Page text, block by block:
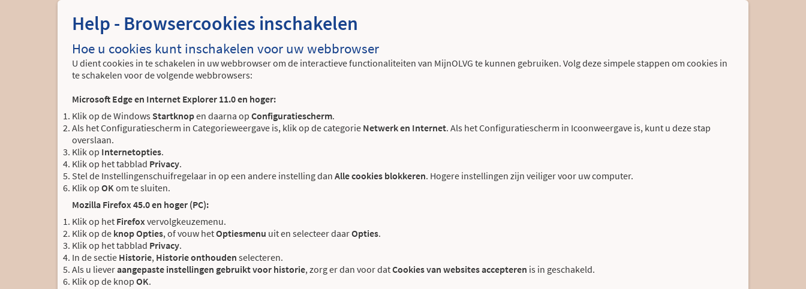
Help - Browsercookies inschakelen
Hoe u cookies kunt inschakelen voor uw webbrowser
U dient cookies in te schakelen in uw webbrowser om de interactieve functionaliteiten van MijnOLVG te kunnen gebruiken. Volg deze simpele stappen om cookies in
te schakelen voor de volgende webbrowsers:
Microsoft Edge en Internet Explorer 11.0 en hoger:
Klik op de Windows Startknopen daarna op Configuratiescherm.
Als het Configuratiescherm in Categorieweergave is, klik op de categorie Netwerk en Internet. Als het Configuratiescherm in Icoonweergave is, kunt u deze stap
overslaan.
Klik op Internetopties.
Klik op het tabblad Privacy.
Stel de Instellingenschuifregelaar in op een andere instelling dan Alle cookies blokkeren. Hogere instellingen zijn veiliger voor uw computer.
Klik op OKom te sluiten.
Mozilla Firefox 45.0 en hoger (PC):
Klik op het Firefoxvervolgkeuzemenu.
Klik op de knop Opties, of vouw hetOptiesmenu uit en selecteer daarOpties.
Klik op het tabblad Privacy.
In de sectie Historie, Historie onthouden selecteren.
Als u lieveraangepaste instellingen gebruikt voor historie, zorg er dan voor datCookies van websites accepteren is in geschakeld.
Klik op de knop OK.